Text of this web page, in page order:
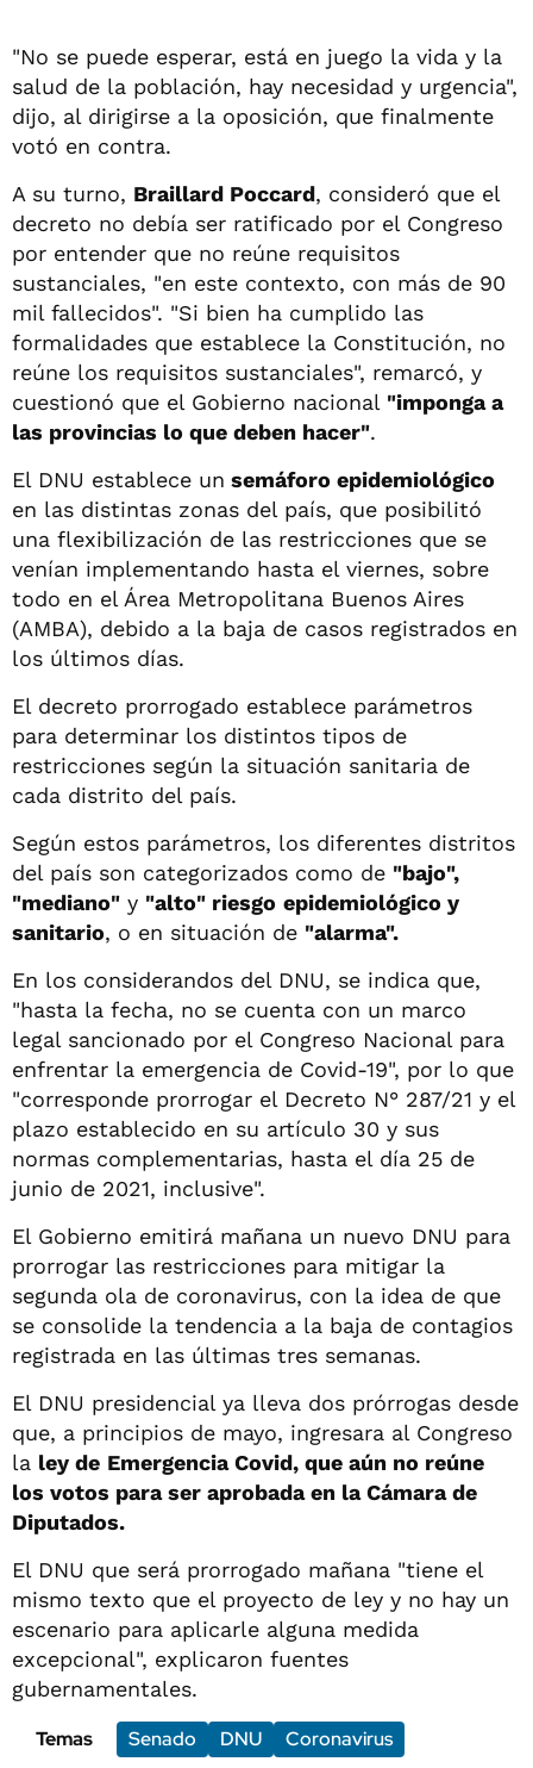
"No se puede esperar, está en juego la vida y la
salud de la población, hay necesidad y urgencia",
dijo, al dirigirse a la oposición, que finalmente
votó en contra.
A su turno, Braillard Poccard, consideró que el
decreto no debía ser ratificado por el Congreso
por entender que no reúne requisitos
sustanciales, "en este contexto, con más de 90
mil fallecidos". "Si bien ha cumplido las
formalidades que establece la Constitución, no
reúne los requisitos sustanciales", remarcó, y
cuestionó que el Gobierno nacional "imponga a
las provincias lo que deben hacer".
El DNU establece un semáforo epidemiológico
en las distintas zonas del país, que posibilitó
una flexibilización de las restricciones que se
venían implementando hasta el viernes, sobre
todo en el Área Metropolitana Buenos Aires
(AMBA), debido a la baja de casos registrados en
los últimos días.
El decreto prorrogado establece parámetros
para determinar los distintos tipos de
restricciones según la situación sanitaria de
cada distrito del país.
Según estos parámetros, los diferentes distritos
del país son categorizados como de "bajo",
"mediano" y "alto" riesgo epidemiológico y
sanitario, o en situación de "alarma".
En los considerandos del DNU, se indica que,
"hasta la fecha, no se cuenta con un marco
legal sancionado por el Congreso Nacional para
enfrentar la emergencia de Covid-19", por lo que
"corresponde prorrogar el Decreto N° 287/21 y el
plazo establecido en su artículo 30 y sus
normas complementarias, hasta el día 25 de
junio de 2021, inclusive".
El Gobierno emitirá mañana un nuevo DNU para
prorrogar las restricciones para mitigar la
segunda ola de coronavirus, con la idea de que
se consolide la tendencia a la baja de contagios
registrada en las últimas tres semanas.
El DNU presidencial ya lleva dos prórrogas desde
que, a principios de mayo, ingresara al Congreso
la ley de Emergencia Covid, que aún no reúne
los votos para ser aprobada en la Cámara de
Diputados.
El DNU que será prorrogado mañana "tiene el
mismo texto que el proyecto de ley y no hay un
escenario para aplicarle alguna medida
excepcional", explicaron fuentes
gubernamentales.
Temas
Senado DNU Coronavirus